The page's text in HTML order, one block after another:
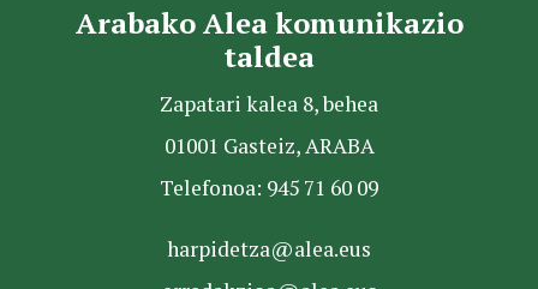
Arabako Alea komunikazio
taldea
Zapatari kalea 8, behea
01001 Gasteiz, ARABA
Telefonoa: 945 71 60 09
harpidetza@alea.eus